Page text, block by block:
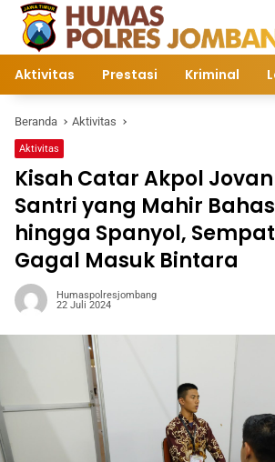
Langsung
konten
Aktivitas Prestasi Kriminal
Beranda Aktivitas
Aktivitas
Kisah Catar Akpol
Santri yang Mahir
hingga Spanyol,
Gagal Masuk Bintara
Humaspolresjombang
22 Juli 2024